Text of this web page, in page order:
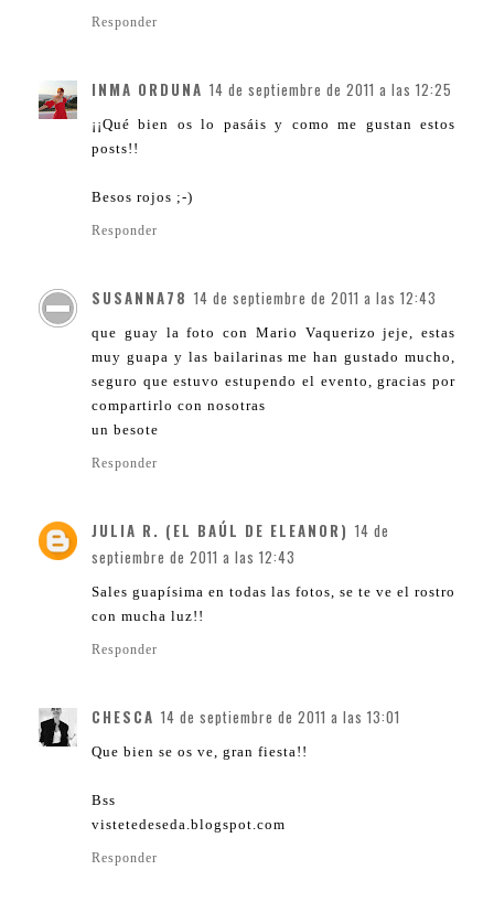
Responder
INMA ORDUNA 14 de septiembre de 2011 a las 12:25
¡¡Qué bien os lo pasáis y como me gustan estos
posts!!
Besos rojos ;-)
Responder
SUSANNA78 14 de septiembre de 2011 a las 12:43
que guay la foto con Mario Vaquerizo jeje, estas
muy guapa y las bailarinas me han gustado mucho,
seguro que estuvo estupendo el evento, gracias por
compartirlo con nosotras
un besote
Responder
JULIA R. (EL BAÚL DE ELEANOR) 14 de
septiembre de 2011 a las 12:43
Sales guapísima en todas las fotos, se te ve el rostro
con mucha luz!!
Responder
CHESCA 14 de septiembre de 2011 a las 13:01
Que bien se os ve, gran fiesta!!
Bss
vistetedeseda.blogspot.com
Responder